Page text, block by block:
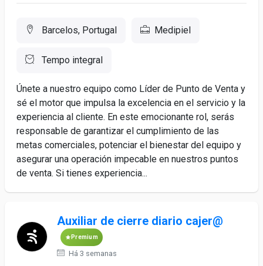
Barcelos, Portugal Medipiel
Tempo integral
Únete a nuestro equipo como Líder de Punto de Venta y
sé el motor que impulsa la excelencia en el servicio y la
experiencia al cliente. En este emocionante rol, serás
responsable de garantizar el cumplimiento de las
metas comerciales, potenciar el bienestar del equipo y
asegurar una operación impecable en nuestros puntos
de venta. Si tienes experiencia...
Auxiliar de cierre diario cajer@
Premium
Há 3 semanas